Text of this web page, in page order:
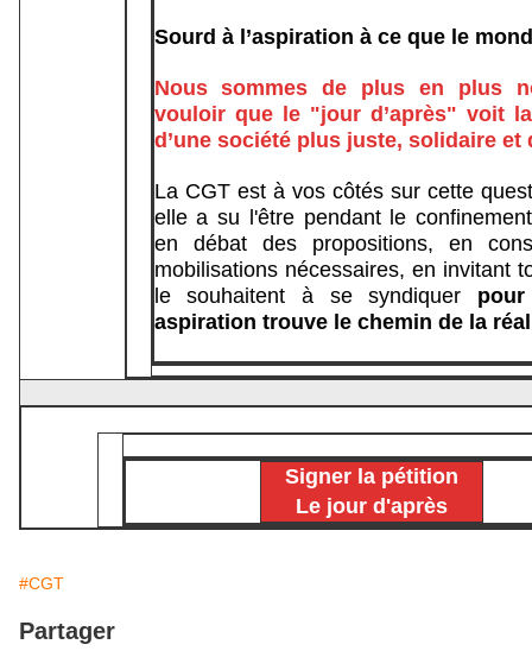
Sourd à l’aspiration à ce que le
Nous sommes de plus en plus
vouloir que le "jour d’après" voit
d’une société plus juste, solidaire et
La CGT est à vos côtés sur cette
elle a su l'être pendant le
en débat des propositions, en
mobilisations nécessaires, en invitant
le souhaitent à se syndiquer
aspiration trouve le chemin de la
Signer la pétition
Le jour d'après
#CGT
Partager